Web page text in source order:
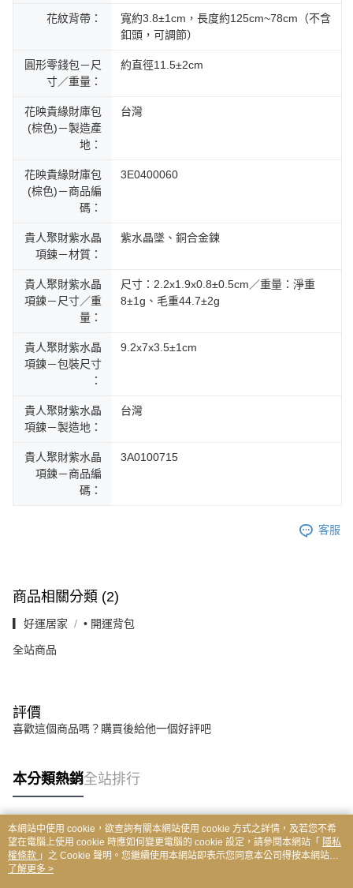
花紋背帶：
寬約3.8±1cm，長度約125cm~78cm（不含
釦頭，可調節）
圓形零錢包－尺
寸／重量：
約直徑11.5±2cm
花映貴緣財庫包
(棕色)－製造產
地：
台灣
花映貴緣財庫包
(棕色)－商品編
碼：
3E0400060
貴人聚財紫水晶
項鍊－材質：
紫水晶墜、銅合金鍊
貴人聚財紫水晶
項鍊－尺寸／重
量：
尺寸：2.2x1.9x0.8±0.5cm／重量：淨重
8±1g、毛重44.7±2g
貴人聚財紫水晶
項鍊－包裝尺寸
：
9.2x7x3.5±1cm
貴人聚財紫水晶
項鍊－製造地：
台灣
貴人聚財紫水晶
項鍊－商品編
碼：
3A0100715
客服
商品相關分類 (2)
▎好運居家 • 開運背包
全站商品
評價
喜歡這個商品嗎？購買後給他一個好評吧
本分類熱銷全站排行
熱門標籤
本網站中使用 cookie，欲查詢有關本網站使用 cookie 方式之詳情，及若您不希
望在電腦上使用 cookie 時應如何變更電腦的 cookie 設定，請參閱本網站「 隱私
權條款 」之 Cookie 聲明。您繼續使用本網站即表示您同意本公司得按本網站使
用條款之 Cookie 聲明使用 cookie。
了解更多 >